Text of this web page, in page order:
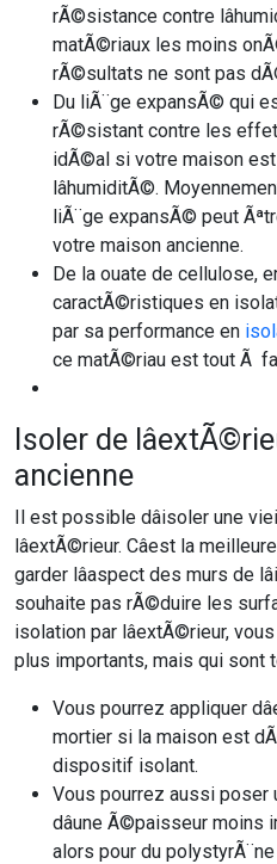
rÃ©sistance contre
matÃ©riaux les moins
rÃ©sultats ne sont pas
Du liÃ¨ge expansÃ© qui
rÃ©sistant contre les effets
idÃ©al si votre maison
lâhumiditÃ©.
liÃ¨ge expansÃ© peut
votre maison ancienne.
De la ouate de cellulose,
caractÃ©ristiques en
par sa performance en
ce matÃ©riau est tout Ã
Isoler de
ancienne
Il est possible dâisoler une
lâextÃ©rieur. Câest la
garder lâaspect des murs de
souhaite pas rÃ©duire les
isolation par lâextÃ©rieur,
plus importants, mais qui sont
Vous pourrez appliquer
mortier si la maison est
dispositif isolant.
Vous pourrez aussi
dâune Ã©paisseur
alors pour du